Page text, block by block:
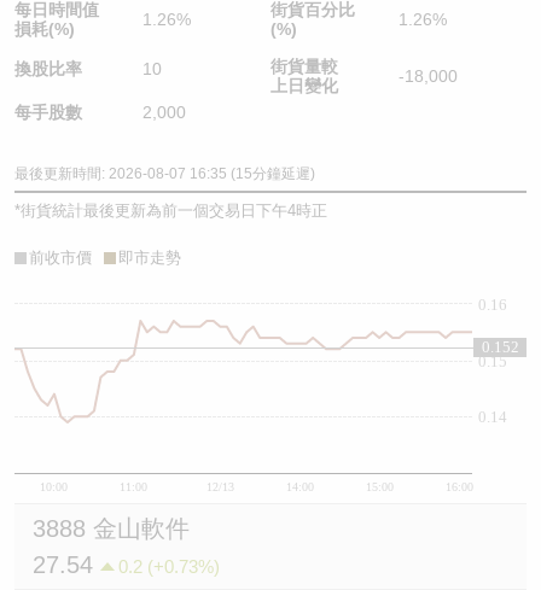
每日時間值
損耗(%)
1.26%
換股比率 10
每手股數 2,000
街貨百分比
(%)
1.26%
街貨量較
上日變化
-18,000
最後更新時間: 2026-08-07 16:35 (15分鐘延遲)
*街貨統計最後更新為前一個交易日下午4時正
前收市價 即市走勢
10:00 11:00 12/13 14:00 15:00 16:00
0.14
0.15
0.16
0.152
3888 金山軟件
27.54
0.2 (+0.73%)